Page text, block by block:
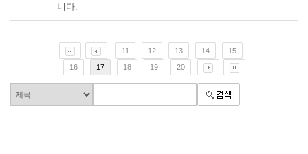
니다.
11 12 13 14
15
16
17 18 19 20